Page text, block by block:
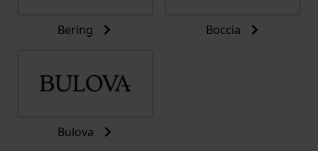
Bering Boccia
Bulova